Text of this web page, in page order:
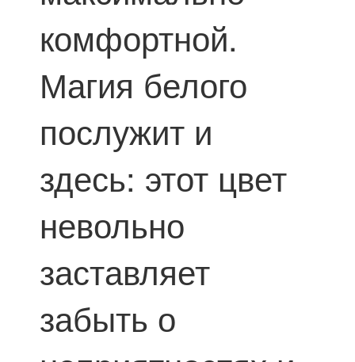
комфортной.
Магия белого
послужит и
здесь: этот цвет
невольно
заставляет
забыть о